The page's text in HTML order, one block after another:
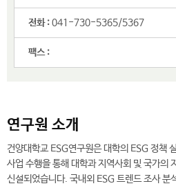
전화 :041-730-5365/5367
팩스 :
연구원 소개
건양대학교 ESG연구원은 대학의 ESG 정책
사업 수행을 통해 대학과 지역사회 및 국가의
신설되었습니다. 국내외 ESG 트렌드 조사 분